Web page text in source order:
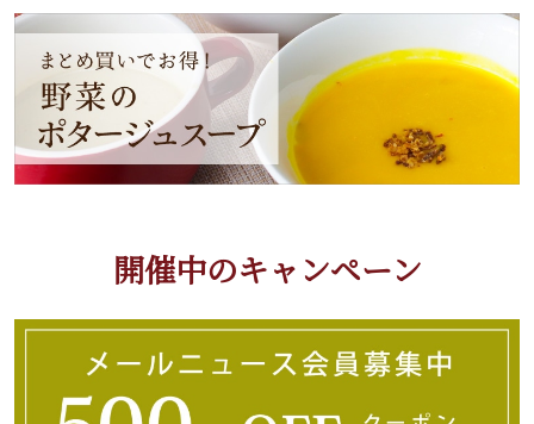
開催中のキャンペーン